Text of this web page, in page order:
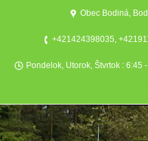
Obec Bodiná,
+421424398035,
Pondelok, Utorok, Štvrtok : 6:45